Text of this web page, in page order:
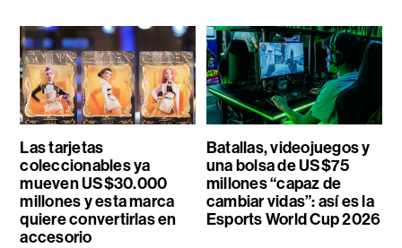
Las tarjetas
coleccionables ya
mueven US$30.000
millones y esta marca
quiere convertirlas en
accesorio
Batallas, videojuegos y
una bolsa de US$75
millones “capaz de
cambiar vidas”: así es la
Esports World Cup 2026